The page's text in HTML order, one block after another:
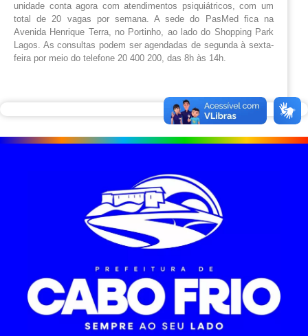
unidade conta agora com atendimentos psiquiátricos, com um
total de 20 vagas por semana. A sede do PasMed fica na
Avenida Henrique Terra, no Portinho, ao lado do Shopping Park
Lagos. As consultas podem ser agendadas de segunda à sexta-
feira por meio do telefone 20 400 200, das 8h às 14h.